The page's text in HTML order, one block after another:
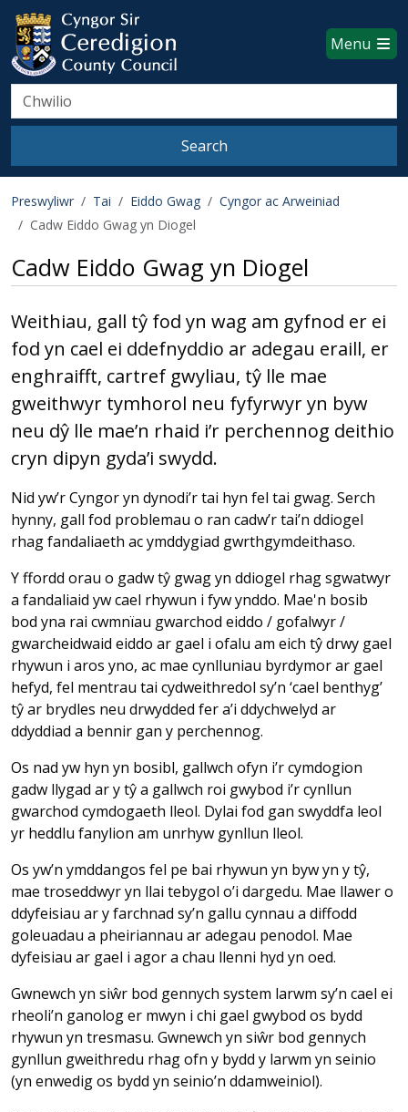
Skip to main content
Ceredigion County Council
Menu
Search
Search
Preswyliwr Tai Eiddo Gwag
Cyngor ac Arweiniad
Cadw Eiddo Gwag yn Diogel
Cadw Eiddo Gwag yn Diogel
Weithiau, gall tŷ fod yn wag am gyfnod er ei
fod yn cael ei ddefnyddio ar adegau eraill, er
enghraifft, cartref gwyliau, tŷ lle mae
gweithwyr tymhorol neu fyfyrwyr yn byw
neu dŷ lle mae’n rhaid i’r perchennog deithio
cryn dipyn gyda’i swydd.
Nid yw’r Cyngor yn dynodi’r tai hyn fel tai gwag. Serch
hynny, gall fod problemau o ran cadw’r tai’n ddiogel
rhag fandaliaeth ac ymddygiad gwrthgymdeithaso.
Y ffordd orau o gadw tŷ gwag yn ddiogel rhag sgwatwyr
a fandaliaid yw cael rhywun i fyw ynddo. Mae'n bosib
bod yna rai cwmnïau gwarchod eiddo / gofalwyr /
gwarcheidwaid eiddo ar gael i ofalu am eich tŷ drwy gael
rhywun i aros yno, ac mae cynlluniau byrdymor ar gael
hefyd, fel mentrau tai cydweithredol sy’n ‘cael benthyg’
tŷ ar brydles neu drwydded fer a’i ddychwelyd ar
ddyddiad a bennir gan y perchennog.
Os nad yw hyn yn bosibl, gallwch ofyn i’r cymdogion
gadw llygad ar y tŷ a gallwch roi gwybod i’r cynllun
gwarchod cymdogaeth lleol. Dylai fod gan swyddfa leol
yr heddlu fanylion am unrhyw gynllun lleol.
Os yw’n ymddangos fel pe bai rhywun yn byw yn y tŷ,
mae troseddwyr yn llai tebygol o’i dargedu. Mae llawer o
ddyfeisiau ar y farchnad sy’n gallu cynnau a diffodd
goleuadau a pheiriannau ar adegau penodol. Mae
dyfeisiau ar gael i agor a chau llenni hyd yn oed.
Gwnewch yn siŵr bod gennych system larwm sy’n cael ei
rheoli’n ganolog er mwyn i chi gael gwybod os bydd
rhywun yn tresmasu. Gwnewch yn siŵr bod gennych
gynllun gweithredu rhag ofn y bydd y larwm yn seinio
(yn enwedig os bydd yn seinio’n ddamweiniol).